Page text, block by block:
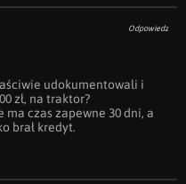
Odpowiedz
udokumentowali i
zł, na traktor?
czas zapewne 30 dni, a
brał kredyt.